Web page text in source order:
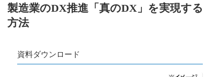
製造業のDX推進「真のDX」を実現する
方法
資料ダウンロード